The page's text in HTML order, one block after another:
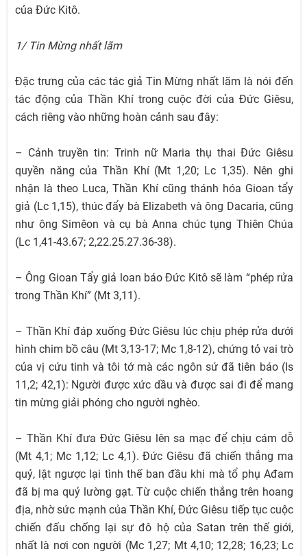
của Đức Kitô.
1/ Tin Mừng nhất lãm
Đặc trưng của các tác giả Tin Mừng nhất lãm là nói đến
tác động của Thần Khí trong cuộc đời của Đức Giêsu,
cách riêng vào những hoàn cảnh sau đây:
– Cảnh truyền tin: Trinh nữ Maria thụ thai Đức Giêsu
quyền năng của Thần Khí (Mt 1,20; Lc 1,35). Nên ghi
nhận là theo Luca, Thần Khí cũng thánh hóa Gioan tẩy
giả (Lc 1,15), thúc đẩy bà Elizabeth và ông Dacaria, cũng
như ông Simêon và cụ bà Anna chúc tụng Thiên Chúa
(Lc 1,41-43.67; 2,22.25.27.36-38).
– Ông Gioan Tẩy giả loan báo Đức Kitô sẽ làm “phép rửa
trong Thần Khí” (Mt 3,11).
– Thần Khí đáp xuống Đức Giêsu lúc chịu phép rửa dưới
hình chim bồ câu (Mt 3,13-17; Mc 1,8-12), chứng tỏ vai trò
của vị cứu tinh và tôi tớ mà các ngôn sứ đã tiên báo (Is
11,2; 42,1): Người được xức dầu và được sai đi để mang
tin mừng giải phóng cho người nghèo.
– Thần Khí đưa Đức Giêsu lên sa mạc để chịu cám dỗ
(Mt 4,1; Mc 1,12; Lc 4,1). Đức Giêsu đã chiến thắng ma
quỷ, lật ngược lại tình thế ban đầu khi mà tổ phụ Ađam
đã bị ma quỷ lường gạt. Từ cuộc chiến thắng trên hoang
địa, nhờ sức mạnh của Thần Khí, Đức Giêsu tiếp tục cuộc
chiến đấu chống lại sự đô hộ của Satan trên thế giới,
nhất là nơi con người (Mc 1,27; Mt 4,10; 12,28; 16,23; Lc